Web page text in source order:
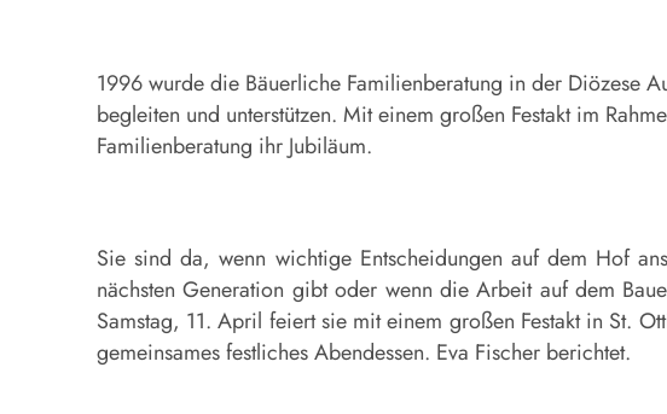
1996 wurde die Bäuerliche Familienberatung in der Diözese
begleiten und unterstützen. Mit einem großen Festakt im
Familienberatung ihr Jubiläum.
Sie sind da, wenn wichtige Entscheidungen auf dem Hof
nächsten Generation gibt oder wenn die Arbeit auf dem
Samstag, 11. April feiert sie mit einem großen Festakt in St.
gemeinsames festliches Abendessen. Eva Fischer berichtet.